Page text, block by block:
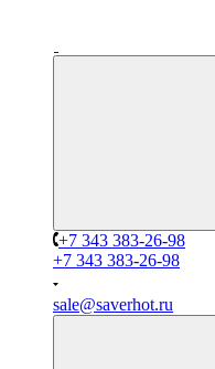
+7 343 383-26-98
+7 343 383-26-98
sale@saverhot.ru